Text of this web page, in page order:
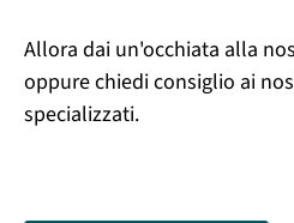
Allora dai un'occhiata alla
oppure chiedi consiglio ai
specializzati.